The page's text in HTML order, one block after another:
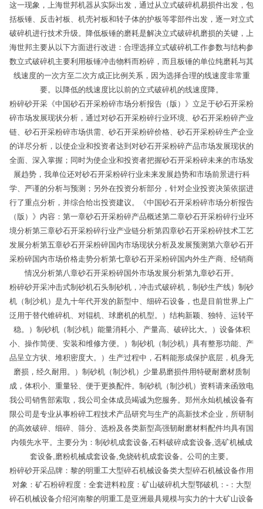
这一现象，上海世邦机器从实际出发，通过从立式破碎机易损件出发，包
括板锤、反击衬板、机壳衬板和转子体的护板等零部件出发，逐一对立式
破碎机进行技术升级。降低板锤的磨耗是解决立式破碎机磨损的关键，上
海世邦主要从以下方面进行改进：合理选择立式破碎机工作参数与结构参
数立式破碎机主要利用板锤冲击物料而粉碎，而且板锤的单位纯磨耗与其
线速度的一次方至二次方成正比例关系，因为选择合理的线速度非常重
要。以降低的线速度比以前的立式破碎机的线速度降。
粉碎砂开采《中国砂石开采粉碎市场分析报告（版）》立足于砂石开采粉
碎市场发展现状分析，通过对砂石开采粉碎行业环境、砂石开采粉碎产业
链、砂石开采粉碎市场供需、砂石开采粉碎价格、砂石开采粉碎生产企业
的详尽分析，以使企业和投资者达到对砂石开采粉碎产品市场发展现状的
全面、深入掌握；同时为使企业和投资者把握砂石开采粉碎未来的市场发
展趋势，我单位还对砂石开采粉碎行业未来发展趋势和市场前景进行科
学、严谨的分析与预测；另外在投资分析部分，针对企业投资决策依据进
行了重点分析，并综合给出投资建议。《中国砂石开采粉碎市场分析报告
（版）》内容：第一章砂石开采粉碎产品概述第二章砂石开采粉碎行业环
境分析第三章砂石开采粉碎行业产业链分析第四章砂石开采粉碎技术工艺
发展分析第五章砂石开采粉碎国内市场现状分析及发展预测第六章砂石开
采粉碎国内市场价格走势分析第七章砂石开采粉碎国内外生产商、经销商
情况分析第八章砂石开采粉碎国外市场发展分析第九章砂石开。
粉碎砂开采冲击式制砂机石头制砂机，冲击式破碎机，制砂生产线）制砂
机（制沙机）是九十年代开发的新型中、细碎石设备，也是目前世界上广
泛用于替代锥碎机、对辊机、球磨机的机型。）结构新颖、独特、运转平
稳。）制砂机（制沙机）能量消耗小、产量高、破碎比大。）设备体积
小、操作简便、安装和维修方便。）制砂机（制沙机）具有整形功能、产
品呈立方状、堆积密度大。）生产过程中，石料能形成保护底层，机身无
磨损，经久耐用。）制砂机（制沙机）少量易磨损件用特硬耐磨材质制
成，体积小、重量轻、便于更换配件。制砂机（制沙机）资料请来函致电
我公司销售部索取，我公司全体成员竭诚为您服务。郑州永灿机械设备有
限公司是专业从事粉碎工程技术产品研究与生产的高新技术企业，所研制
的高效破碎、细碎、筛分、选粉及各类新型高强韧耐磨材料配件均具有国
内领先水平。主要分为：制砂机成套设备,石料破碎成套设备,选矿机械成
套设备,磨粉机械成套设备,免烧砖机成套设备。公司的主要。
粉碎砂开采品牌：黎的明重工大型碎石机械设备类大型碎石机械设备作用
对象：矿石粉碎程度：全套进料粒度：矿山破碎机大型鄂破机：-：大型
碎石机械设备介绍河南黎的明重工是亚洲最具规模与实力的十大矿山设备